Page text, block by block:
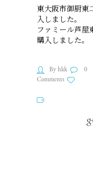
東大阪市御厨東
入しました。
ファミール芦屋
購入しました。
By hkk
0
Comments